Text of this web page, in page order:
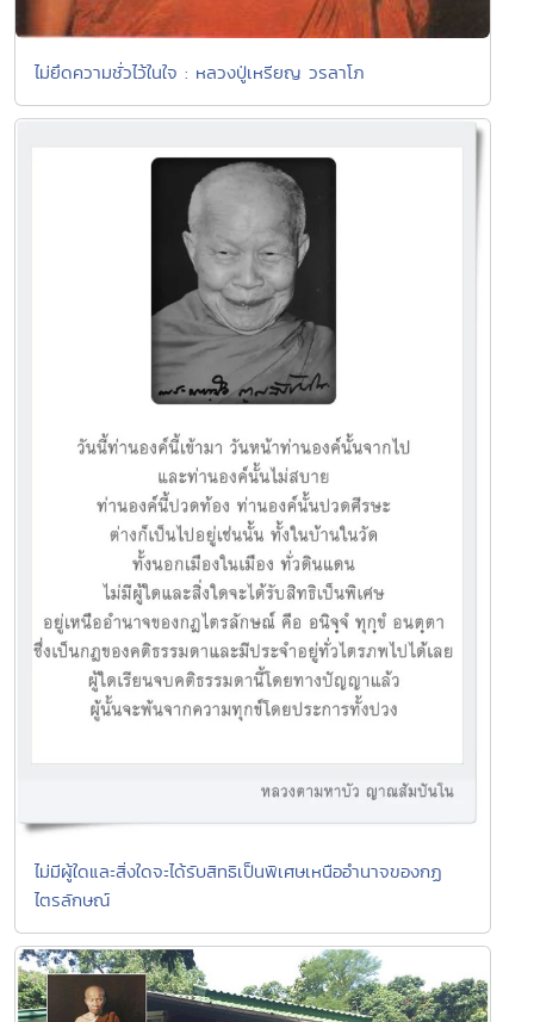
ไม่ยึดความชั่วไว้ในใจ : หลวงปู่เหรียญ วรลาโภ
ไม่มีผู้ใดและสิ่งใดจะได้รับสิทธิเป็นพิเศษเหนืออำนาจของกฏ
ไตรลักษณ์